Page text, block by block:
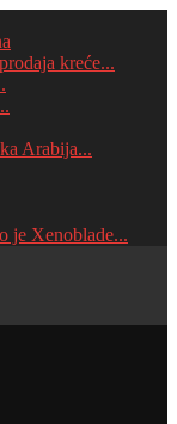
kreće...
Arabija...
je Xenoblade...